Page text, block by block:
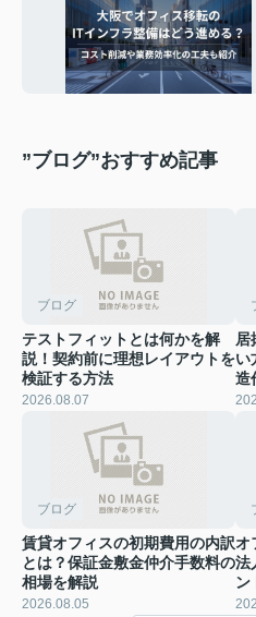
”ブログ”おすすめ記事
ブログ
テストフィットとは何かを解
説！契約前に理想レイアウトを
検証する方法
2026.08.07
居
い
造
ブログ
賃貸オフィスの初期費用の内訳
とは？保証金敷金仲介手数料の
相場を解説
2026.08.05
オ
法
ン